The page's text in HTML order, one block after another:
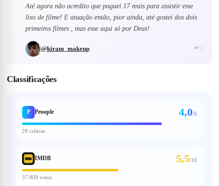
Até agora não acredito que paguei 17 reais para assistir esse
lixo de filme! E atuação então, pior ainda, até gostei dos dois
primeiros filmes , mas esse aqui só por Deus!
@kiram_makeup ❤ 1
Classificações
P Peoople 4,0/5
28 críticas
IMDB 5,5/10
37.809 votos